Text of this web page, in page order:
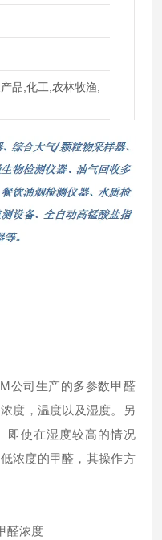
品,化工,农林牧渔,
公司生产的多参数甲醛
度，温度以及湿度。另
即使在湿度较高的情况
浓度的甲醛，其操作方
醛浓度